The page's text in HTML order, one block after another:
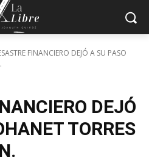
FINANCIERO DEJÓ A SU PASO
DEJÓ
TORRES